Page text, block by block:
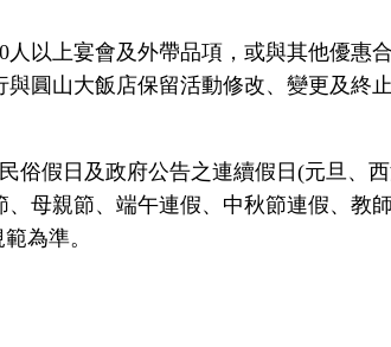
以上宴會及外帶品項，或與其他優惠合
圓山大飯店保留活動修改、變更及終止
俗假日及政府公告之連續假日(元旦、
母親節、端午連假、中秋節連假、教
為準。